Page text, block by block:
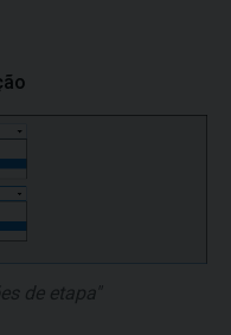
de etapa"